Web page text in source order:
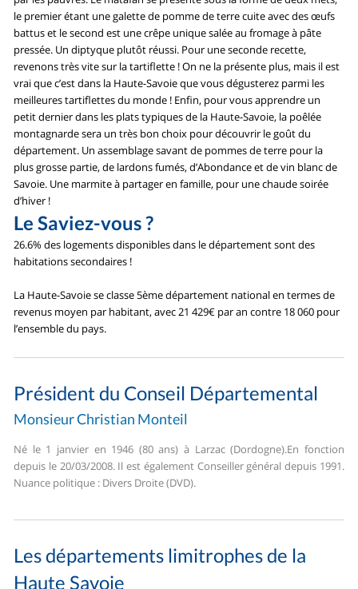
le premier étant une galette de pomme de terre cuite avec des œufs
battus et le second est une crêpe unique salée au fromage à pâte
pressée. Un diptyque plutôt réussi. Pour une seconde recette,
revenons très vite sur la tartiflette ! On ne la présente plus, mais il est
vrai que c’est dans la Haute-Savoie que vous dégusterez parmi les
meilleures tartiflettes du monde ! Enfin, pour vous apprendre un
petit dernier dans les plats typiques de la Haute-Savoie, la poêlée
montagnarde sera un très bon choix pour découvrir le goût du
département. Un assemblage savant de pommes de terre pour la
plus grosse partie, de lardons fumés, d’Abondance et de vin blanc de
Savoie. Une marmite à partager en famille, pour une chaude soirée
d’hiver !
Le Saviez-vous ?
26.6% des logements disponibles dans le département sont des
habitations secondaires !
La Haute-Savoie se classe 5ème département national en termes de
revenus moyen par habitant, avec 21 429€ par an contre 18 060 pour
l’ensemble du pays.
Président du Conseil Départemental
Monsieur Christian Monteil
Né le 1 janvier en 1946 (80 ans) à Larzac (Dordogne).En fonction
depuis le 20/03/2008. Il est également Conseiller général depuis 1991.
Nuance politique : Divers Droite (DVD).
Les départements limitrophes de la
Haute Savoie